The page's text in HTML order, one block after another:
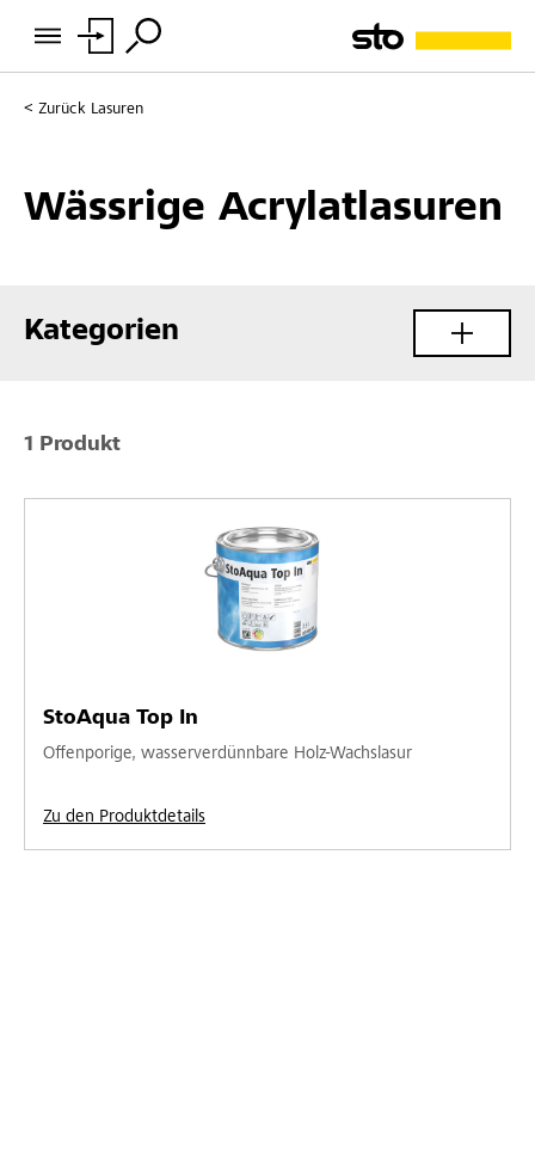
Zurück Lasuren
Wässrige Acrylatlasuren
Kategorien
1 Produkt
StoAqua Top In
Offenporige, wasserverdünnbare Holz-Wachslasur
Zu den Produktdetails